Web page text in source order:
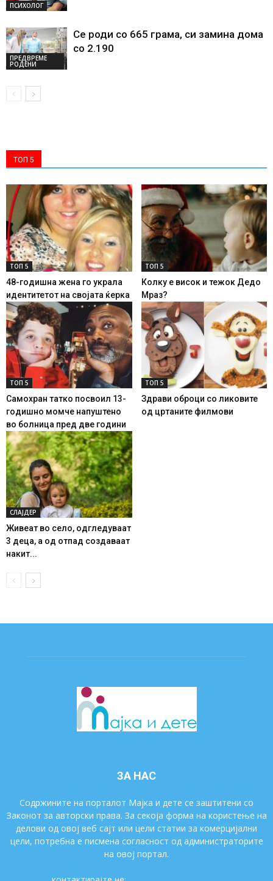
ПСИХОЛОГ
ПРЕДВРЕМЕ
РОДЕНИ
Се роди со 665 грама, си замина дома
со 2.190
ТОП 5
ТОП 5
48-годишна жена го украла
идентитетот на својата ќерка
ТОП 5
Колку е висок и тежок Дедо
Мраз?
ТОП 5
Самохран татко посвоил 13-
годишно момче напуштено
во болница пред две години
ТОП 5
Здрави оброци со ликовите
од цртаните филмови
СЛАЈДЕР
Живеат во село, одгледуваат
3 деца, а од отпад создаваат
накит...
ЗА НАС
Содржините на порталот Мајка и дете се заштитени со
Законот за авторски права. За секоја форма на користење на
делови од овој веб сајт или цели статии за комерцијални
цели, потребна е писмена согласност од администраторите
на овој портал.